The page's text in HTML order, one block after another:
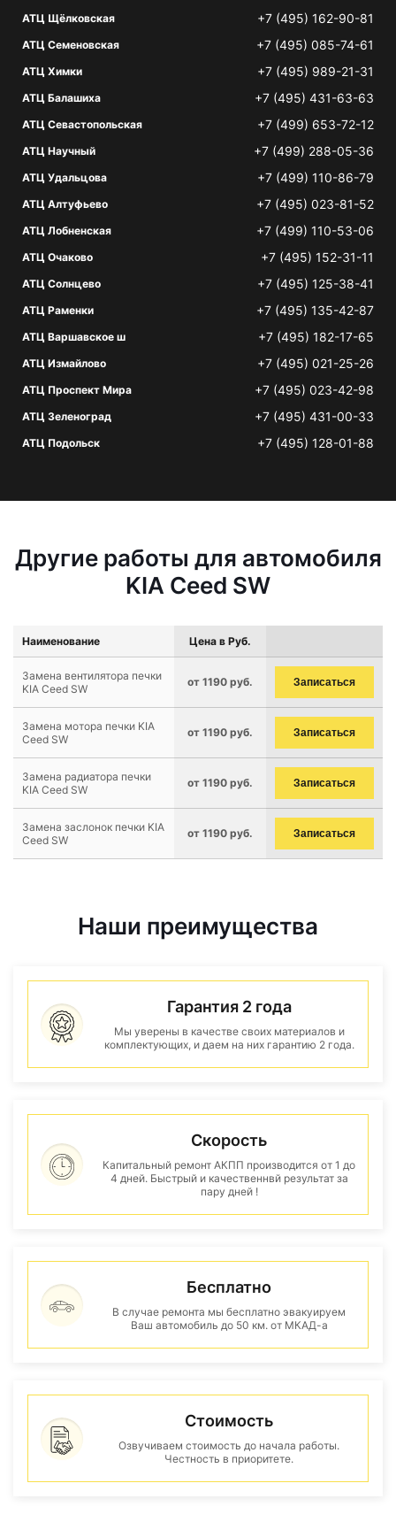
АТЦ Щёлковская +7 (495) 162-90-81
АТЦ Семеновская +7 (495) 085-74-61
АТЦ Химки +7 (495) 989-21-31
АТЦ Балашиха +7 (495) 431-63-63
АТЦ Севастопольская +7 (499) 653-72-12
АТЦ Научный +7 (499) 288-05-36
АТЦ Удальцова +7 (499) 110-86-79
АТЦ Алтуфьево +7 (495) 023-81-52
АТЦ Лобненская +7 (499) 110-53-06
АТЦ Очаково +7 (495) 152-31-11
АТЦ Солнцево +7 (495) 125-38-41
АТЦ Раменки +7 (495) 135-42-87
АТЦ Варшавское ш +7 (495) 182-17-65
АТЦ Измайлово +7 (495) 021-25-26
АТЦ Проспект Мира +7 (495) 023-42-98
АТЦ Зеленоград +7 (495) 431-00-33
АТЦ Подольск +7 (495) 128-01-88
Другие работы для автомобиля
KIA Ceed SW
Наименование Цена в Руб.
Замена вентилятора печки
KIA Ceed SW
от 1190 руб. Записаться
Замена мотора печки KIA
Ceed SW
от 1190 руб. Записаться
Замена радиатора печки
KIA Ceed SW
от 1190 руб. Записаться
Замена заслонок печки KIA
Ceed SW
от 1190 руб. Записаться
Наши преимущества
Гарантия 2 года
Мы уверены в качестве своих материалов и
комплектующих, и даем на них гарантию 2 года.
Скорость
Капитальный ремонт АКПП производится от 1 до
4 дней. Быстрый и качественнвй результат за
пару дней !
Бесплатно
В случае ремонта мы бесплатно эвакуируем
Ваш автомобиль до 50 км. от МКАД-а
Стоимость
Озвучиваем стоимость до начала работы.
Честность в приоритете.